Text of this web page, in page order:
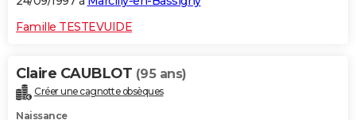
Famille TESTEVUIDE
Claire CAUBLOT (95 ans)
Créer une cagnotte obsèques
Naissance